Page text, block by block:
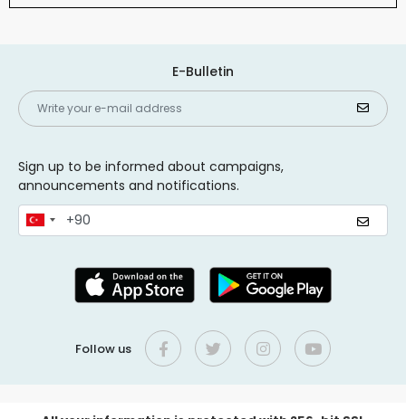
E-Bulletin
Sign up to be informed about campaigns,
announcements and notifications.
Follow us